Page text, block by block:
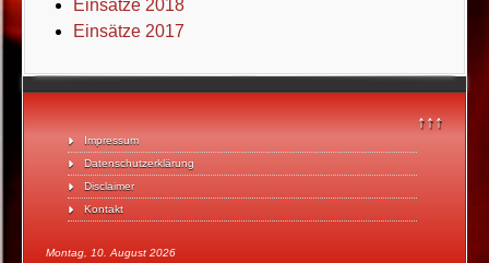
↑↑↑
Impressum
Datenschutzerklärung
Disclaimer
Kontakt
Montag, 10. August 2026
Einsätze 2018
Einsätze 2017